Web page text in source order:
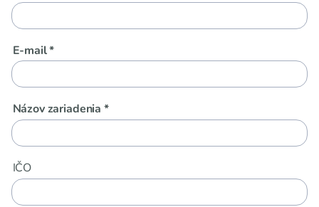
E-mail *
Názov zariadenia *
IČO